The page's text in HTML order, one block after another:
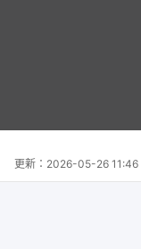
更新： 2026-05-26 11:46